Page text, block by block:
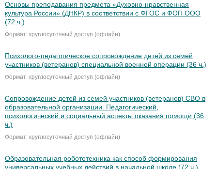
Основы преподавания предмета «Духовно-нравственная
культура России» (ДНКР) в соответствии с ФГОС и ФОП ООО
(72 ч.)
Формат: круглосуточный доступ (офлайн)
Психолого-педагогическое сопровождение детей из семей
участников (ветеранов) специальной военной операции (36 ч.)
Формат: круглосуточный доступ (офлайн)
Сопровождение детей из семей участников (ветеранов) СВО в
образовательной организации. Педагогический,
психологический и социальный аспекты оказания помощи (36
ч.)
Формат: круглосуточный доступ (офлайн)
Образовательная робототехника как способ формирования
универсальных учебных действий в начальной школе (72 ч.)